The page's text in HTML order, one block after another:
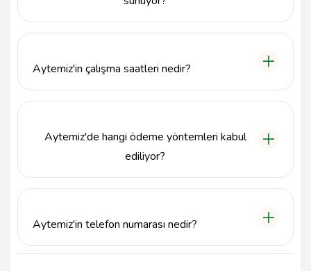
sağlamaktadır.
Aytemiz'in çalışma saatleri nedir?
Aytemiz'de hangi ödeme yöntemleri kabul
ediliyor?
Aytemiz'in telefon numarası nedir?
Aytemiz'in telefon numarası 0466 212 41 87'dir.